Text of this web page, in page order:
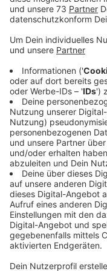
Veröffentlicht:
Anzeige
Kreis Borken
Anzeige
Bisher liegt der
erradelten
Platz 1. Im Städte-
über 236 tausend
von Borken und
Städten und
zählt jeder